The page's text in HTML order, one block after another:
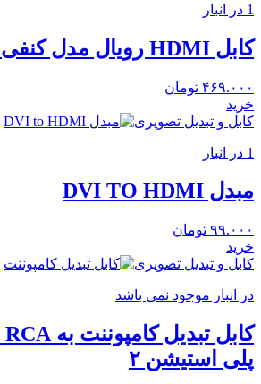
1 در انبار
کابل HDMI رویال مدل کنفی ۱۰ متر
۴۶۹.۰۰۰ تومان
خرید
کابل و تبدیل تصویری
1 در انبار
مبدل DVI TO HDMI
۹۹.۰۰۰ تومان
خرید
کابل و تبدیل تصویری
در انبار موجود نمی باشد
پلی استیشن ۲